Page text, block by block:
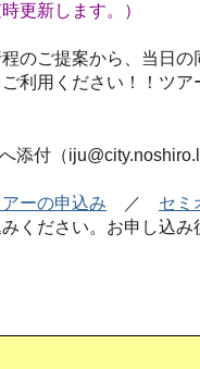
更新します。）
のご提案から、当日の
利用ください！！ツア
添付（
ーの申込み ／ セミ
ください。お申し込